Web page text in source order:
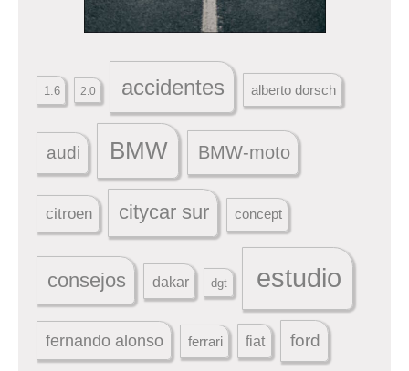
1.6 2.0 accidentes alberto dorsch
audi BMW BMW-moto
citroen citycar sur concept
consejos dakar dgt estudio
fernando alonso ferrari fiat ford